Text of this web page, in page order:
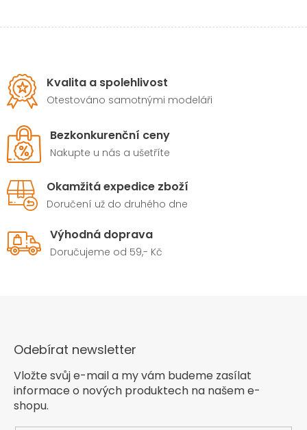
Kvalita a spolehlivost
Otestováno samotnými modeláři
Bezkonkurenční ceny
Nakupte u nás a ušetříte
Okamžitá expedice zboží
Doručení už do druhého dne
Výhodná doprava
Doručujeme od 59,- Kč
Odebírat newsletter
Vložte svůj e-mail a my vám budeme zasílat
informace o nových produktech na našem e-
shopu.